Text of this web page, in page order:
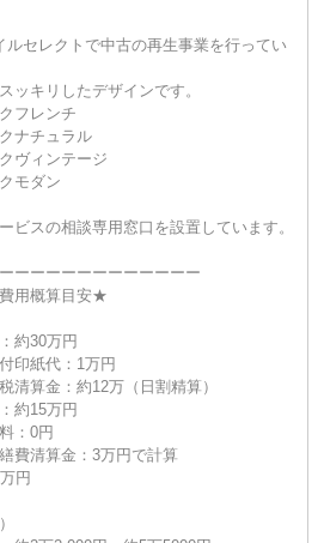
ルセレクトで中古の再生事業を行ってい
ッキリしたデザインです。
フレンチ
ナチュラル
ヴィンテージ
モダン
ビスの相談専用窓口を設置しています。
ーーーーーーーーーーーー
用概算目安★
約30万円
印紙代：1万円
清算金：約12万（日割精算）
約15万円
：0円
費清算金：3万円で計算
円